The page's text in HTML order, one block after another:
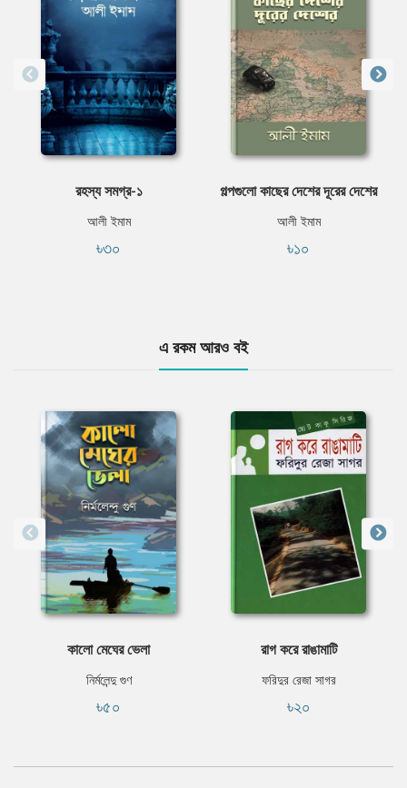
রহস্য সমগ্র-১
আলী ইমাম
৳৩০
গল্পগুলাে কাছের দেশের দূরের দেশের
আলী ইমাম
৳১০
এ রকম আরও বই
কালো মেঘের ভেলা
নির্মলেন্দু গুণ
৳৫০
রাগ করে রাঙামাটি
ফরিদুর রেজা সাগর
৳২০